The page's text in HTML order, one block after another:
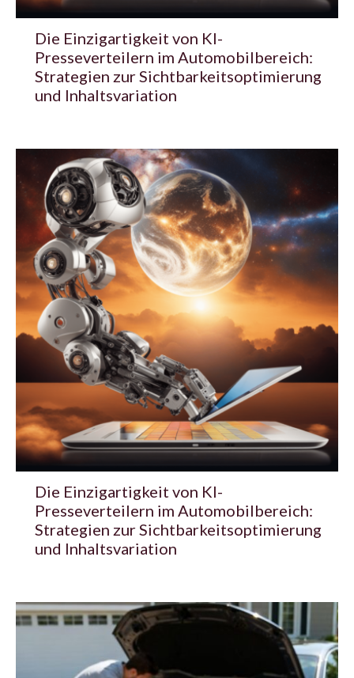
Die Einzigartigkeit von KI-
Presseverteilern im Automobilbereich:
Strategien zur Sichtbarkeitsoptimierung
und Inhaltsvariation
Die Einzigartigkeit von KI-
Presseverteilern im Automobilbereich:
Strategien zur Sichtbarkeitsoptimierung
und Inhaltsvariation